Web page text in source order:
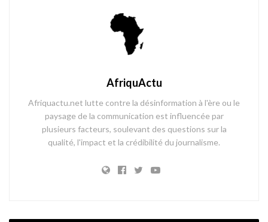
AfriquActu
Afriquactu.net lutte contre la désinformation à l'ère ou le
paysage de la communication est influencée par
plusieurs facteurs, soulevant des questions sur la
qualité, l'impact et la crédibilité du journalisme.